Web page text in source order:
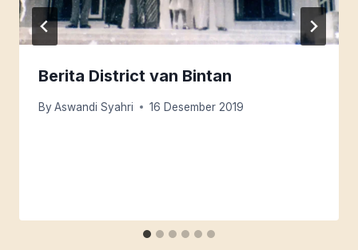
Berita District van Bintan
By Aswandi Syahri 16 Desember 2019